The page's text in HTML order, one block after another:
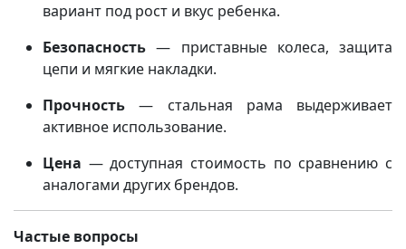
вариант под рост и вкус ребенка.
Безопасность — приставные колеса, защита
цепи и мягкие накладки.
Прочность — стальная рама выдерживает
активное использование.
Цена — доступная стоимость по сравнению с
аналогами других брендов.
Частые вопросы